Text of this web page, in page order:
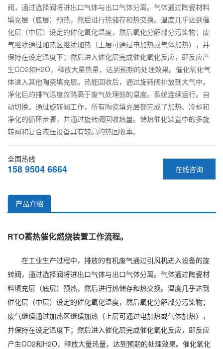
阀，通过选择阀将进出口气体与出口气体分离。气体通过陶瓷材料
填充层（底层）预热，然后进行热储存和热交换。温度几乎达到催
化层（中层）设定的催化氧化温度，然后氧化分解部分污染物；废
气继续通过加热区继续加热（上层可通过电加热或气体加热），并
保持在设定温度下；然后进入催化层完成催化氧化反应，即反应产
生CO2和H2O，释放大量热量，达到预期的处理效果。催化氧化气
体进入其他陶瓷填充层。热能回收后，通过旋转阀排放到大气中。
净化后的排气温度仅略高于废气处理前的温度。系统连续运行。自
动切换。通过旋转阀工作，所有陶瓷填充层都完成了加热、冷却和
净化的循环步骤，并通过旋转阀回收热量。储热催化装置中的多旋
转阀和复合液压设备具有较高的热回收率。
在线咨询
全国热线
158 9504 6664
产品介绍
RTO蓄热催化燃烧装置工作流程。
在工业生产过程中，排放的有机废气通过引风机进入设备的旋
转阀，通过选择阀将进出口气体与出口气体分离。气体通过陶瓷材
料填充层（底层）预热，然后进行热储存和热交换。温度几乎达到
催化层（中层）设定的催化氧化温度，然后氧化分解部分污染物；
废气继续通过加热区继续加热（上层可通过电加热或气体加热），
并保持在设定温度下；然后进入催化层完成催化氧化反应，即反应
产生CO2和H2O，释放大量热量，达到预期的处理效果。催化氧化